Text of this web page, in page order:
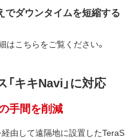
でダウンタイムを短縮する
はこちらをご覧ください。
キキNavi」に対応
手間を削減
由して遠隔地に設置したTeraS